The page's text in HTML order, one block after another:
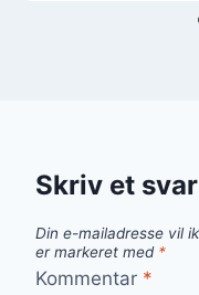
Skriv et svar
Din e-mailadresse vil
er markeret med *
Kommentar *